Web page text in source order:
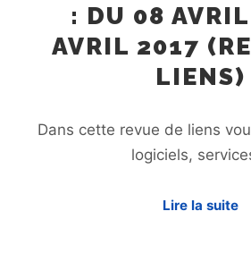
: DU 08
AVRIL 2017
LIENS)
Dans cette revue de liens
logiciels,
Lire la suite